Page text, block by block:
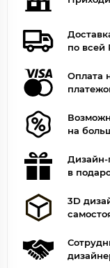
по всей
Оплата
на
Дизайн-
в
3D